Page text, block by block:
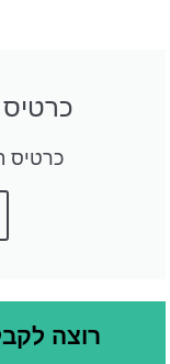
כרטיס
רוצה